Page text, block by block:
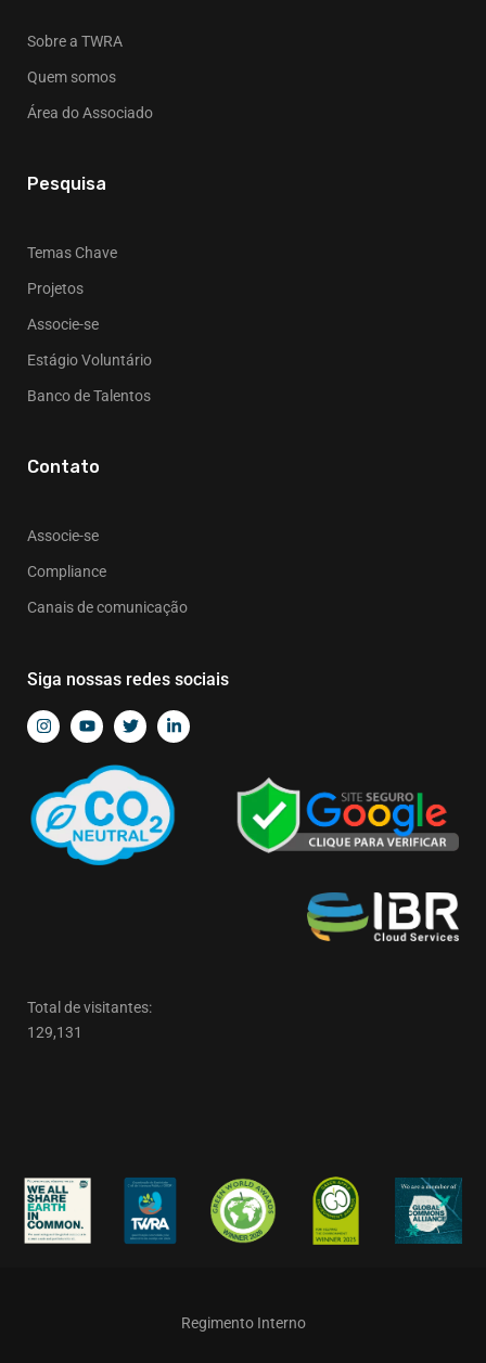
Sobre a TWRA
Quem somos
Área do Associado
Pesquisa
Temas Chave
Projetos
Associe-se
Estágio Voluntário
Banco de Talentos
Contato
Associe-se
Compliance
Canais de comunicação
Siga nossas redes sociais
Total de visitantes:
129,131
Regimento Interno